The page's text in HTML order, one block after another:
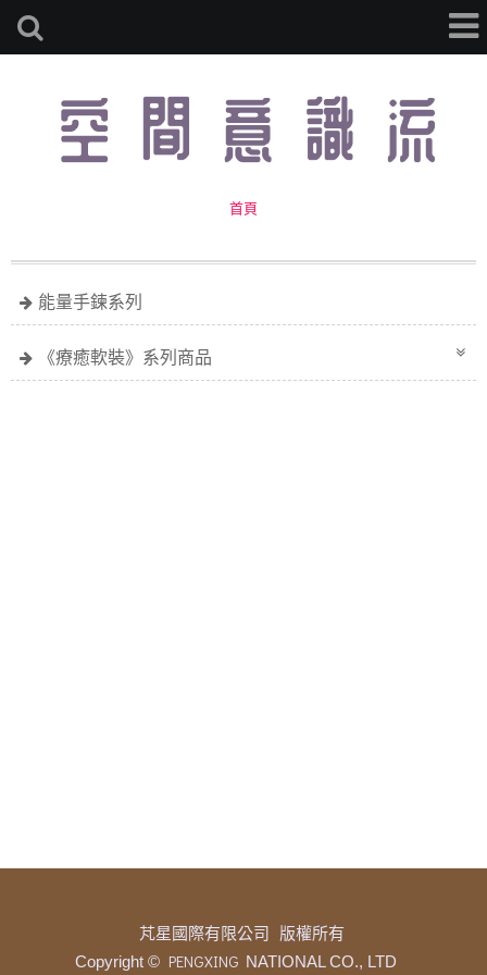
首頁
能量手鍊系列
《療癒軟裝》系列商品
芃星國際有限公司 版權所有
Copyright © PENGXING NATIONAL CO., LTD